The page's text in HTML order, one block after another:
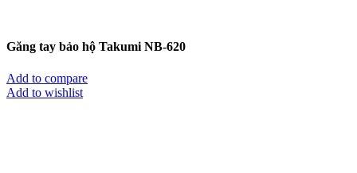
Găng tay bảo hộ Takumi NB-620
Add to compare
Add to wishlist